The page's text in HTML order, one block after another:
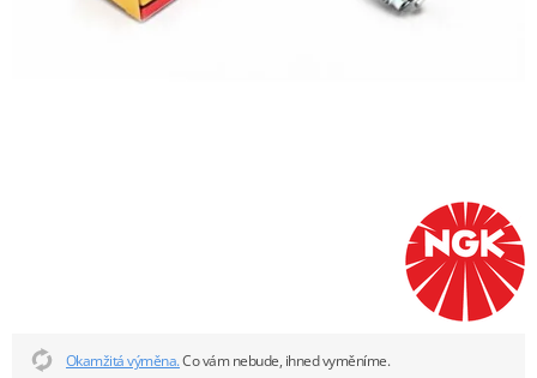
Okamžitá výměna.Co vám nebude, ihned vyměníme.